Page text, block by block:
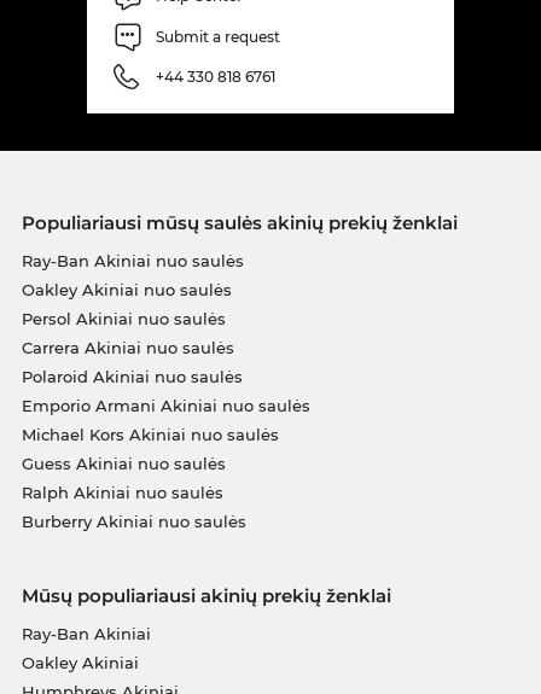
Submit a request
+44 330 818 6761
Populiariausi mūsų saulės akinių prekių ženklai
Ray-Ban Akiniai nuo saulės
Oakley Akiniai nuo saulės
Persol Akiniai nuo saulės
Carrera Akiniai nuo saulės
Polaroid Akiniai nuo saulės
Emporio Armani Akiniai nuo saulės
Michael Kors Akiniai nuo saulės
Guess Akiniai nuo saulės
Ralph Akiniai nuo saulės
Burberry Akiniai nuo saulės
Mūsų populiariausi akinių prekių ženklai
Ray-Ban Akiniai
Oakley Akiniai